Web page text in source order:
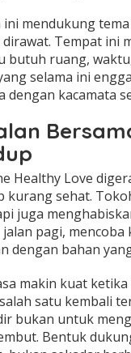
mendukung
Tempat ini
butuh ruang,
selama ini
kacamata
Healthy Love
kurang sehat.
juga
pagi,
dengan bahan
makin kuat
satu kembali
bukan untuk
Bentuk